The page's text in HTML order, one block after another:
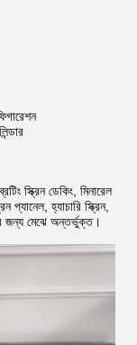
স্ক্রিন ডেকিং, মিনারেল
প্যানেল, হ্যাচারি স্ক্রিন,
জন্য মেঝে অন্তর্ভুক্ত।